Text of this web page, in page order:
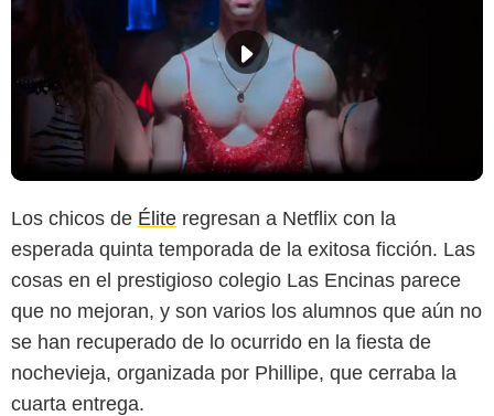
Los chicos de Élite regresan a Netflix con la
esperada quinta temporada de la exitosa ficción. Las
cosas en el prestigioso colegio Las Encinas parece
que no mejoran, y son varios los alumnos que aún no
se han recuperado de lo ocurrido en la fiesta de
nochevieja, organizada por Phillipe, que cerraba la
cuarta entrega.